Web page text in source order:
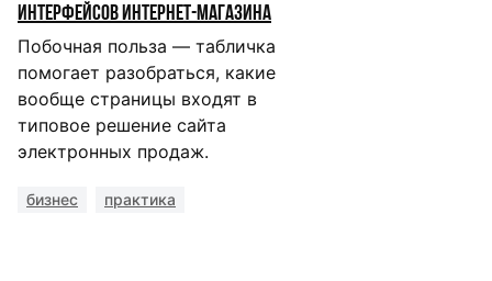
интерфейсов интернет-магазина
Побочная польза — табличка
помогает разобраться, какие
вообще страницы входят в
типовое решение сайта
электронных продаж.
бизнес практика